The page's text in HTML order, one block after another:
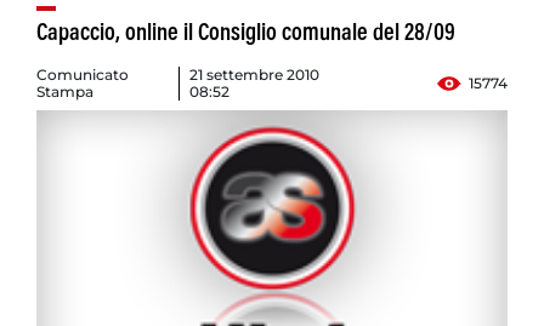
Capaccio, online il Consiglio comunale del 28/09
Comunicato
Stampa
21 settembre 2010
08:52
15774